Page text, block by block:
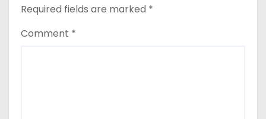
n
Required fields are marked *
Comment *